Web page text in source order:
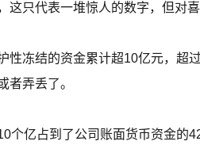
这只代表一堆惊人的数字，但对
性冻结的资金累计超10亿元，超
者弄丢了。
个亿占到了公司账面货币资金的